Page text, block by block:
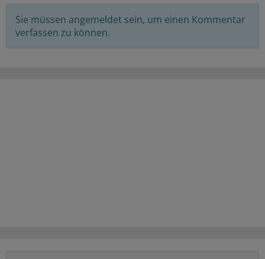
Sie müssen angemeldet sein, um einen Kommentar
verfassen zu können.